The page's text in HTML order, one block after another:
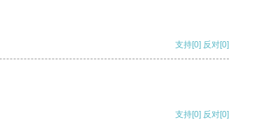
支持[0] 反对[0]
支持[0] 反对[0]